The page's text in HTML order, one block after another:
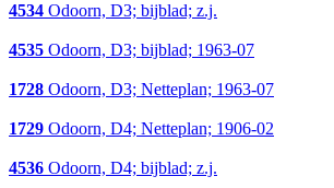
4534 Odoorn, D3; bijblad; z.j.
4535 Odoorn, D3; bijblad; 1963-07
1728 Odoorn, D3; Netteplan; 1963-07
1729 Odoorn, D4; Netteplan; 1906-02
4536 Odoorn, D4; bijblad; z.j.